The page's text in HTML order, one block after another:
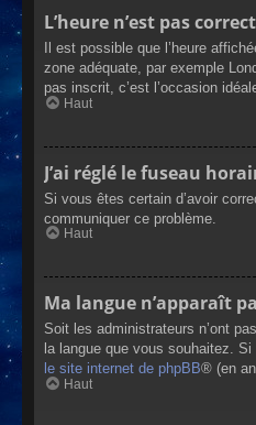
L’heure n’est pas
Il est possible que l’heure
zone adéquate, par exemple
pas inscrit, c’est l’occasion
Haut
J’ai réglé le fuseau
Si vous êtes certain d’avoir
communiquer ce problème.
Haut
Ma langue n’apparaît
Soit les administrateurs n’ont
la langue que vous souhaitez.
le site internet de phpBB® (en
Haut